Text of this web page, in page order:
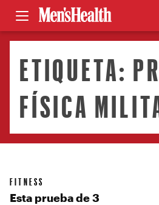
ETIQUETA:
FÍSICA
FITNESS
Esta prueba de 3